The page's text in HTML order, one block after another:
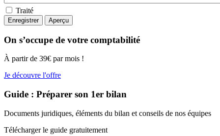
Traité
On s’occupe de votre comptabilité
À partir de 39€ par mois !
Je découvre l'offre
Guide : Préparer son 1er bilan
Documents juridiques, éléments du bilan et conseils de nos équipes
Télécharger le guide gratuitement